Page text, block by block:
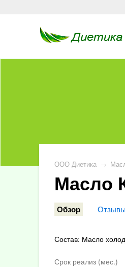
ООО Диетика →
Масло
Обзор Отзывы
Состав: Масло
Срок реализ (мес.)